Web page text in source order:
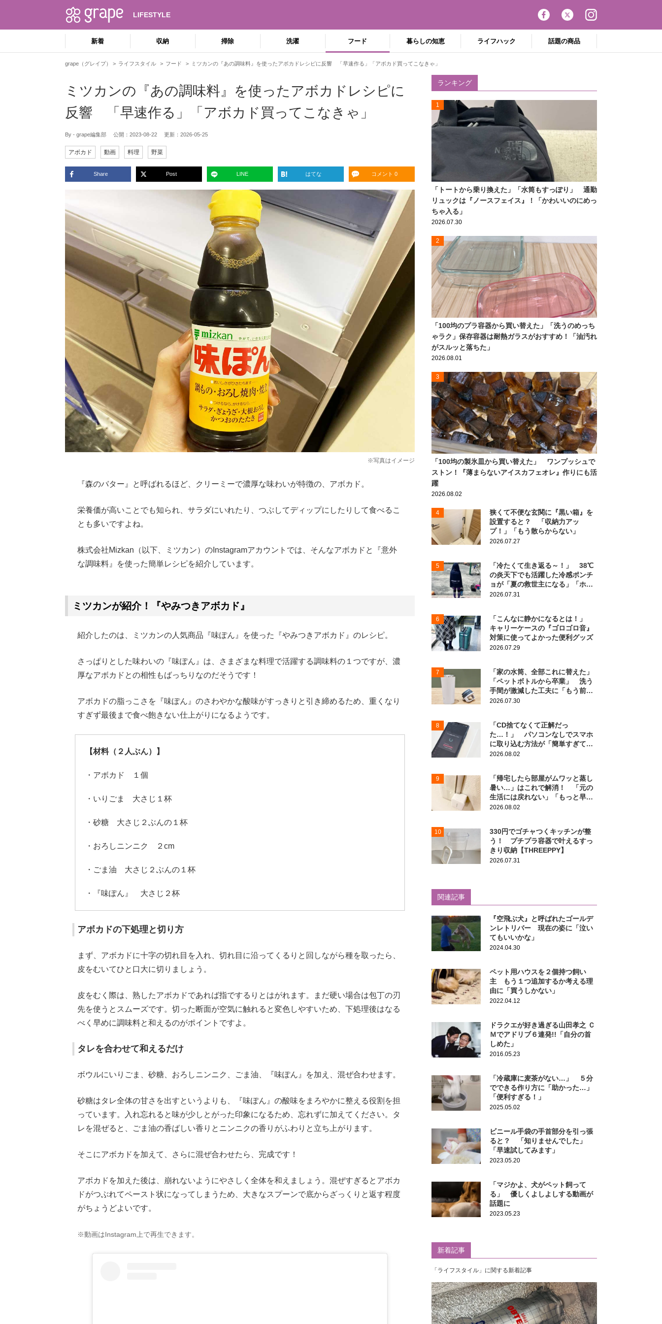
LIFESTYLE
新着 収納 掃除 洗濯 フード 暮らしの知恵 ライフハック 話題の商品
grape（グレイプ） ライフスタイル フード ミツカンの『あの調味料』を使ったアボカドレシピに反響 「早速作る」「アボカド買ってこなきゃ」
ミツカンの『あの調味料』を使ったアボカドレシピに
反響 「早速作る」「アボカド買ってこなきゃ」
By - grape編集部 公開： 2023-08-22 更新： 2026-05-25
アボカド 動画 料理 野菜
Share Post LINE はてな コメント 0
※写真はイメージ
『森のバター』と呼ばれるほど、クリーミーで濃厚な味わいが特徴の、アボカド。
栄養価が高いことでも知られ、サラダにいれたり、つぶしてディップにしたりして食べるこ
とも多いですよね。
株式会社Mizkan（以下、ミツカン）のInstagramアカウントでは、そんなアボカドと『意外
な調味料』を使った簡単レシピを紹介しています。
ミツカンが紹介！『やみつきアボカド』
紹介したのは、ミツカンの人気商品『味ぽん』を使った『やみつきアボカド』のレシピ。
さっぱりとした味わいの『味ぽん』は、さまざまな料理で活躍する調味料の１つですが、濃
厚なアボカドとの相性もばっちりなのだそうです！
アボカドの脂っこさを『味ぽん』のさわやかな酸味がすっきりと引き締めるため、重くなり
すぎず最後まで食べ飽きない仕上がりになるようです。
【材料（２人ぶん）】
・アボカド １個
・いりごま 大さじ１杯
・砂糖 大さじ２ぶんの１杯
・おろしニンニク ２cm
・ごま油 大さじ２ぶんの１杯
・『味ぽん』 大さじ２杯
アボカドの下処理と切り方
まず、アボカドに十字の切れ目を入れ、切れ目に沿ってくるりと回しながら種を取ったら、
皮をむいてひと口大に切りましょう。
皮をむく際は、熟したアボカドであれば指でするりとはがれます。まだ硬い場合は包丁の刃
先を使うとスムーズです。切った断面が空気に触れると変色しやすいため、下処理後はなる
べく早めに調味料と和えるのがポイントですよ。
タレを合わせて和えるだけ
ボウルにいりごま、砂糖、おろしニンニク、ごま油、『味ぽん』を加え、混ぜ合わせます。
砂糖はタレ全体の甘さを出すというよりも、『味ぽん』の酸味をまろやかに整える役割を担
っています。入れ忘れると味が少しとがった印象になるため、忘れずに加えてください。タ
レを混ぜると、ごま油の香ばしい香りとニンニクの香りがふわりと立ち上がります。
そこにアボカドを加えて、さらに混ぜ合わせたら、完成です！
アボカドを加えた後は、崩れないようにやさしく全体を和えましょう。混ぜすぎるとアボカ
ドがつぶれてペースト状になってしまうため、大きなスプーンで底からざっくりと返す程度
がちょうどよいです。
※動画はInstagram上で再生できます。
ランキング
1
「トートから乗り換えた」「水筒もすっぽり」 通勤
リュックは『ノースフェイス』！「かわいいのにめっ
ちゃ入る」
2026.07.30
2
「100均のプラ容器から買い替えた」「洗うのめっち
ゃラク」保存容器は耐熱ガラスがおすすめ！「油汚れ
がスルッと落ちた」
2026.08.01
3
「100均の製氷皿から買い替えた」 ワンプッシュで
ストン！『薄まらないアイスカフェオレ』作りにも活
躍
2026.08.02
4
狭くて不便な玄関に『黒い箱』を
設置すると？ 「収納力アッ
プ！」「もう散らからない」
2026.07.27
5
「冷たくて生き返る～！」 38℃
の炎天下でも活躍した冷感ポンチ
ョが「夏の救世主になる」「ホン
ト買ってよかった」
2026.07.31
6
「こんなに静かになるとは！」
キャリーケースの『ゴロゴロ音』
対策に使ってよかった便利グッズ
2026.07.29
7
「家の水筒、全部これに替えた」
「ペットボトルから卒業」 洗う
手間が激減した工夫に「もう前の
に戻れない！」
2026.07.30
8
「CD捨てなくて正解だっ
た…！」 パソコンなしでスマホ
に取り込む方法が「簡単すぎて拍
子抜け」「この曲聴きたかった
2026.08.02
9
「帰宅したら部屋がムワッと蒸し
暑い…」はこれで解消！ 「元の
生活には戻れない」「もっと早く
知りたかった」
2026.08.02
10
330円でゴチャつくキッチンが整
う！ プチプラ容器で叶えるすっ
きり収納【THREEPPY】
2026.07.31
関連記事
『空飛ぶ犬』と呼ばれたゴールデ
ンレトリバー 現在の姿に「泣い
てもいいかな」
2024.04.30
ペット用ハウスを２個持つ飼い
主 もう１つ追加するか考える理
由に「買うしかない」
2022.04.12
ドラクエが好き過ぎる山田孝之 Ｃ
Ｍでアドリブ６連発!!「自分の首
しめた」
2016.05.23
「冷蔵庫に麦茶がない…」 ５分
でできる作り方に「助かった…」
「便利すぎる！」
2025.05.02
ビニール手袋の手首部分を引っ張
ると？ 「知りませんでした」
「早速試してみます」
2023.05.20
「マジかよ、犬がペット飼って
る」 優しくよしよしする動画が
話題に
2023.05.23
新着記事
「ライフスタイル」に関する新着記事